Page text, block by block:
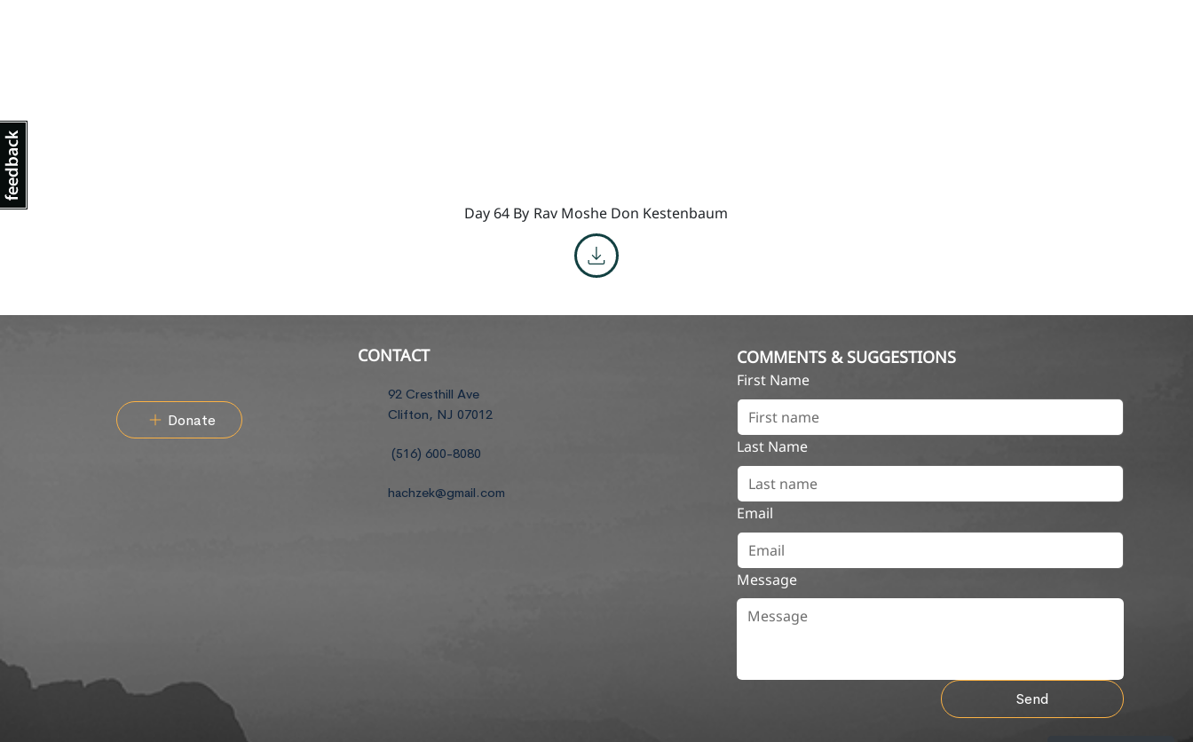
Day 64 By Rav Moshe Don Kestenbaum
Donate
CONTACT
92 Cresthill Ave
Clifton, NJ 07012
(516) 600-8080
hachzek@gmail.com
COMMENTS & SUGGESTIONS
First Name
Last Name
Email
Message
Send